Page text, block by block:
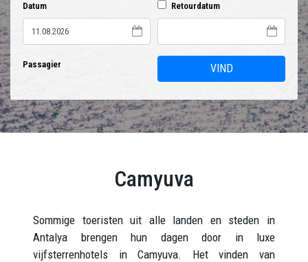
Datum Retourdatum
Passagier VIND
Camyuva
Sommige toeristen uit alle landen en steden in
Antalya brengen hun dagen door in luxe
vijfsterrenhotels in Camyuva. Het vinden van